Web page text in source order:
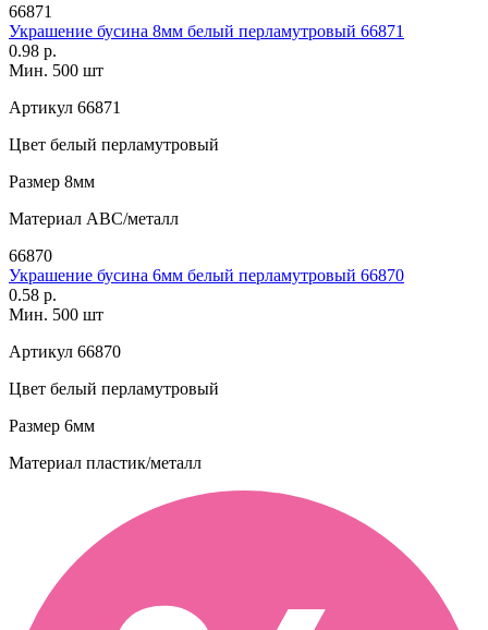
66871
Украшение бусина 8мм белый перламутровый 66871
0.98 р.
Мин. 500 шт
Артикул 66871
Цвет белый перламутровый
Размер 8мм
Материал АВС/металл
66870
Украшение бусина 6мм белый перламутровый 66870
0.58 р.
Мин. 500 шт
Артикул 66870
Цвет белый перламутровый
Размер 6мм
Материал пластик/металл